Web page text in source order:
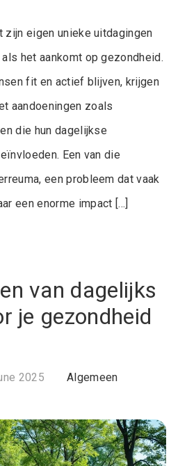
zijn eigen unieke uitdagingen
het aankomt op gezondheid.
fit en actief blijven, krijgen
aandoeningen zoals
die hun dagelijkse
Een van die
een probleem dat vaak
een enorme impact […]
van dagelijks
je gezondheid
2025 Algemeen